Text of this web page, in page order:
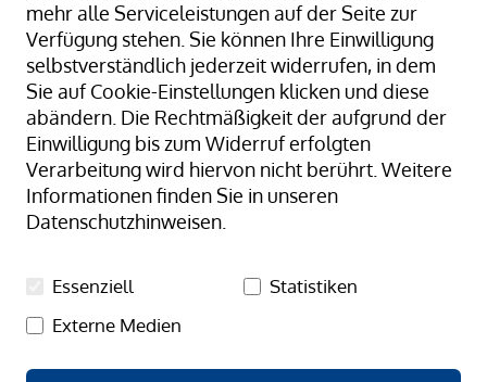
mehr alle Serviceleistungen auf der Seite zur
Verfügung stehen. Sie können Ihre Einwilligung
selbstverständlich jederzeit widerrufen, in dem
Sie auf Cookie-Einstellungen klicken und diese
abändern. Die Rechtmäßigkeit der aufgrund der
Einwilligung bis zum Widerruf erfolgten
Verarbeitung wird hiervon nicht berührt. Weitere
Informationen finden Sie in unseren
Datenschutzhinweisen.
Essenziell
Statistiken
Externe Medien
Zum
Ende
der
Bildergalerie
springen